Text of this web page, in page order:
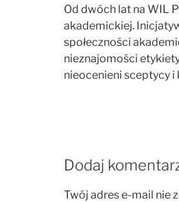
Od dwóch lat na WIL
akademickiej.
społeczności
nieznajomości
nieocenieni sceptycy i
Dodaj
Twój adres e-mail nie